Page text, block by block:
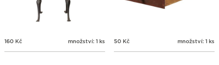
160 Kč množství: 1 ks 50 Kč množství: 1 ks